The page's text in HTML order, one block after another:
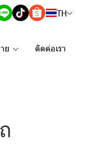
TH
ย ติดต่อเรา